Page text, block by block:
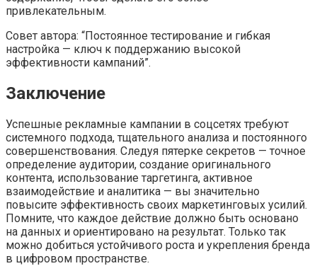
привлекательным.
Совет автора: “Постоянное тестирование и гибкая
настройка — ключ к поддержанию высокой
эффективности кампаний”.
Заключение
Успешные рекламные кампании в соцсетях требуют
системного подхода, тщательного анализа и постоянного
совершенствования. Следуя пятерке секретов — точное
определение аудитории, создание оригинального
контента, использование таргетинга, активное
взаимодействие и аналитика — вы значительно
повысите эффективность своих маркетинговых усилий.
Помните, что каждое действие должно быть основано
на данных и ориентировано на результат. Только так
можно добиться устойчивого роста и укрепления бренда
в цифровом пространстве.